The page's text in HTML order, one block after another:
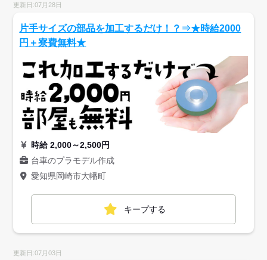
更新日:07月28日
片手サイズの部品を加工するだけ！？⇒★時給2000
円＋寮費無料★
時給 2,000～2,500円
台車のプラモデル作成
愛知県岡崎市大幡町
キープする
更新日:07月03日